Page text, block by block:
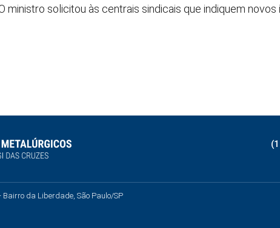
ministro solicitou às centrais sindicais que indiquem
Bairro da Liberdade, São Paulo/SP